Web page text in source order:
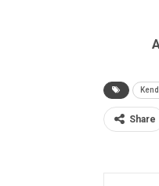
Share